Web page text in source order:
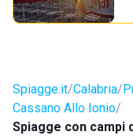
Spiagge.it Calabria
Cassano Allo Ionio
Spiagge con campi